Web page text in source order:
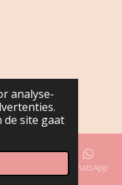
analyse-
de site gaat
WhatsApp